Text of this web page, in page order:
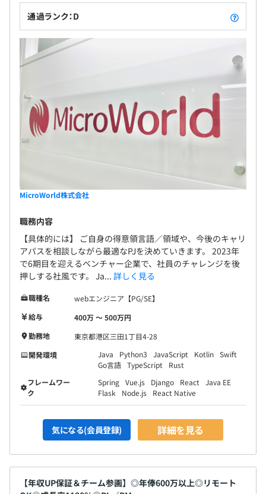
通過ランク：D
MicroWorld株式会社
職務内容
【具体的には】 ご自身の得意領言語／領域や、今後のキャリ
アパスを相談しながら最適なPJを決めていきます。 2023年
で6期目を迎えるベンチャー企業で、社員のチャレンジを後
押しする社風です。 Ja... 詳しく見る
職種名
webエンジニア【PG/SE】
給与
400万 〜 500万円
勤務地
東京都港区三田1丁目4-28
開発環境
Java Python3 JavaScript Kotlin Swift
Go言語 TypeScript
Rust
フレームワー
ク
Spring Vue.js Django React
Java EE
Flask
Node.js React Native
気になる(会員登録) 詳細を見る
【年収UP保証＆チーム参画】◎年俸600万以上◎リモート